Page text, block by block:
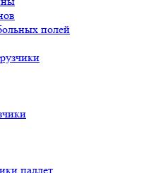
полей
паллет